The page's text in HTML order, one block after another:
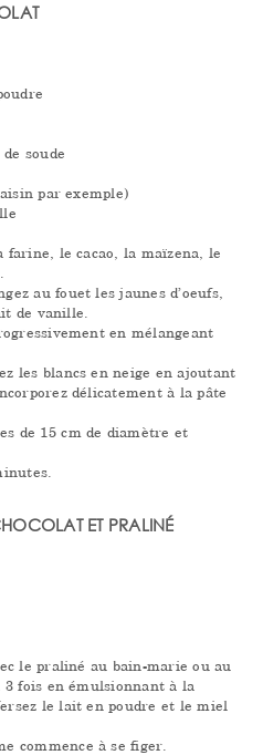
soude
par exemple)
farine, le cacao, la maïzena, le
au fouet les jaunes d’oeufs,
de vanille.
en mélangeant
les blancs en neige en ajoutant
délicatement à la pâte
de 15 cm de diamètre et
ET PRALINÉ
le praliné au bain-marie ou au
fois en émulsionnant à la
le lait en poudre et le miel
commence à se figer.